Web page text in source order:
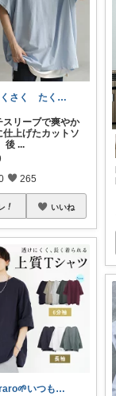
さくさく たくさんの訪問感謝です🙇
スリーブで爽やか
仕上げたカットソ
後 ...
265
いいね
biraro🌱いつもありがとう♡